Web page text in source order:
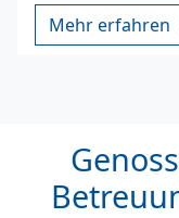
Mehr erfahren